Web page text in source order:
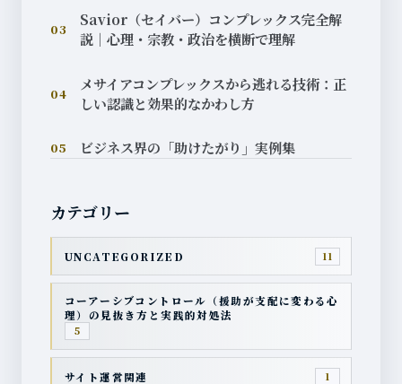
03
Savior（セイバー）コンプレックス完全解
説｜心理・宗教・政治を横断で理解
04
メサイアコンプレックスから逃れる技術：正
しい認識と効果的なかわし方
05 ビジネス界の「助けたがり」実例集
カテゴリー
UNCATEGORIZED 11
コーアーシブコントロール（援助が支配に変わる心
理）の見抜き方と実践的対処法
5
サイト運営関連 1